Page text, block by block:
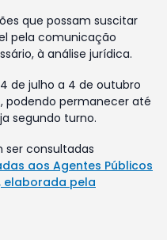
que possam suscitar
pela comunicação
à análise jurídica.
de julho a 4 de outubro
podendo permanecer até
segundo turno.
ser consultadas
aos Agentes Públicos
elaborada pela